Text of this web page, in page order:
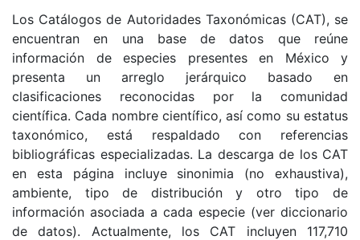
Los Catálogos de Autoridades Taxonómicas (CAT), se
encuentran en una base de datos que reúne
información de especies presentes en México y
presenta un arreglo jerárquico basado en
clasificaciones reconocidas por la comunidad
científica. Cada nombre científico, así como su estatus
taxonómico, está respaldado con referencias
bibliográficas especializadas. La descarga de los CAT
en esta página incluye sinonimia (no exhaustiva),
ambiente, tipo de distribución y otro tipo de
información asociada a cada especie (ver diccionario
de datos). Actualmente, los CAT incluyen 117,710